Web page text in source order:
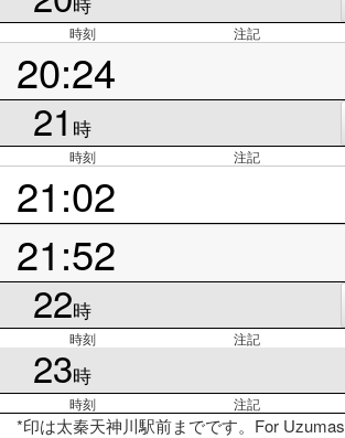
時刻 注記
20:24
21 時
時刻 注記
21:02
21:52
22時
時刻 注記
23時
時刻 注記
*印は太秦天神川駅前までです。For